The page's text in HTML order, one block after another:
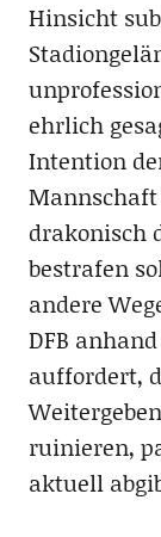
Hinsicht
ehrlich
Intention
drakonisch
bestrafen
andere
DFB
auffordert,
ruinieren,
aktuell